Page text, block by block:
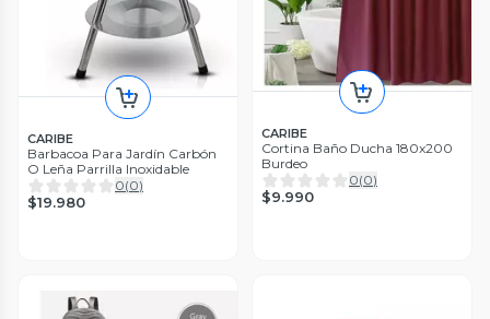
CARIBE
Barbacoa Para Jardín Carbón
O Leña Parrilla Inoxidable
0(0)
$19.980
CARIBE
Cortina Baño Ducha 180x200
Burdeo
0(0)
$9.990